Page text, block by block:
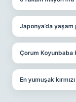
Japonya’da yaşam
Çorum Koyunbaba
En yumuşak